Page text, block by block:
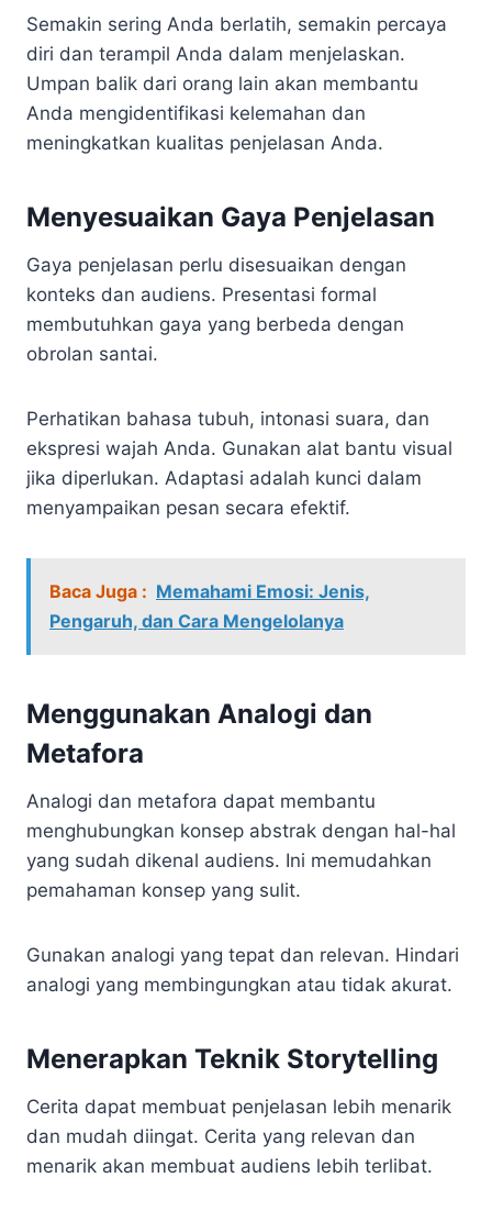
Semakin sering Anda berlatih, semakin percaya
diri dan terampil Anda dalam menjelaskan.
Umpan balik dari orang lain akan membantu
Anda mengidentifikasi kelemahan dan
meningkatkan kualitas penjelasan Anda.
Menyesuaikan Gaya Penjelasan
Gaya penjelasan perlu disesuaikan dengan
konteks dan audiens. Presentasi formal
membutuhkan gaya yang berbeda dengan
obrolan santai.
Perhatikan bahasa tubuh, intonasi suara, dan
ekspresi wajah Anda. Gunakan alat bantu visual
jika diperlukan. Adaptasi adalah kunci dalam
menyampaikan pesan secara efektif.
Baca Juga : Memahami Emosi: Jenis,
Pengaruh, dan Cara Mengelolanya
Menggunakan Analogi dan
Metafora
Analogi dan metafora dapat membantu
menghubungkan konsep abstrak dengan hal-hal
yang sudah dikenal audiens. Ini memudahkan
pemahaman konsep yang sulit.
Gunakan analogi yang tepat dan relevan. Hindari
analogi yang membingungkan atau tidak akurat.
Menerapkan Teknik Storytelling
Cerita dapat membuat penjelasan lebih menarik
dan mudah diingat. Cerita yang relevan dan
menarik akan membuat audiens lebih terlibat.